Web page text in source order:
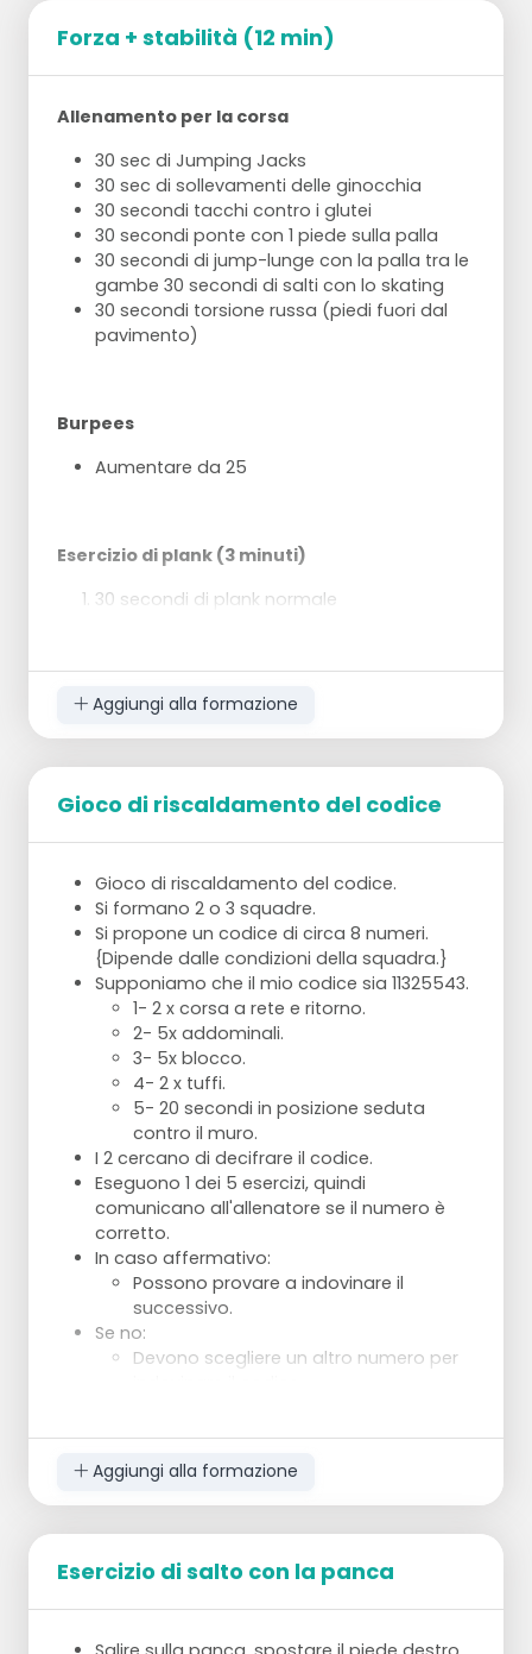
Forza + stabilità (12 min)
Allenamento per la corsa
30 sec di Jumping Jacks
30 sec di sollevamenti delle ginocchia
30 secondi tacchi contro i glutei
30 secondi ponte con 1 piede sulla palla
30 secondi di jump-lunge con la palla tra le
gambe 30 secondi di salti con lo skating
30 secondi torsione russa (piedi fuori dal
pavimento)
Burpees
Aumentare da 25
Esercizio di plank (3 minuti)
30 secondi di plank normale
30 secondi di plank laterale sul lato destro,
con l'altro braccio esteso
30 secondi plank normale 30 secondi
spiderman plank
Crunch con la bicicletta
2 x 1 minuto (20 secondi di riposo)
Flessioni
3 x 8 flessioni con il pylo-clap
Aggiungi alla formazione
Gioco di riscaldamento del codice
Gioco di riscaldamento del codice.
Si formano 2 o 3 squadre.
Si propone un codice di circa 8 numeri.
{Dipende dalle condizioni della squadra.}
Supponiamo che il mio codice sia 11325543.
1- 2 x corsa a rete e ritorno.
2- 5x addominali.
3- 5x blocco.
4- 2 x tuffi.
5- 20 secondi in posizione seduta
contro il muro.
I 2 cercano di decifrare il codice.
Eseguono 1 dei 5 esercizi, quindi
comunicano all'allenatore se il numero è
corretto.
In caso affermativo:
Possono provare a indovinare il
successivo.
Se no:
Devono scegliere un altro numero per
Aggiungi alla formazione
Esercizio di salto con la panca